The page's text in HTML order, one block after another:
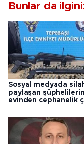
Bunlar da
Sosyal medyada
paylaşan şüphelilerin
evinden cephanelik